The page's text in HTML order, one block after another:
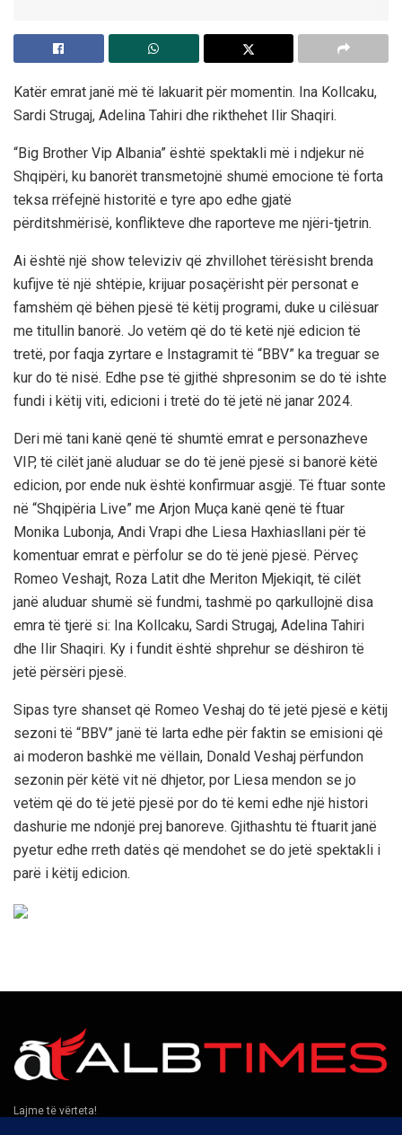
Katër emrat janë më të lakuarit për momentin. Ina Kollcaku,
Sardi Strugaj, Adelina Tahiri dhe rikthehet Ilir Shaqiri.
“Big Brother Vip Albania” është spektakli më i ndjekur në
Shqipëri, ku banorët transmetojnë shumë emocione të forta
teksa rrëfejnë historitë e tyre apo edhe gjatë
përditshmërisë, konflikteve dhe raporteve me njëri-tjetrin.
Ai është një show televiziv që zhvillohet tërësisht brenda
kufijve të një shtëpie, krijuar posaçërisht për personat e
famshëm që bëhen pjesë të këtij programi, duke u cilësuar
me titullin banorë. Jo vetëm që do të ketë një edicion të
tretë, por faqja zyrtare e Instagramit të “BBV” ka treguar se
kur do të nisë. Edhe pse të gjithë shpresonim se do të ishte
fundi i këtij viti, edicioni i tretë do të jetë në janar 2024.
Deri më tani kanë qenë të shumtë emrat e personazheve
VIP, të cilët janë aluduar se do të jenë pjesë si banorë këtë
edicion, por ende nuk është konfirmuar asgjë. Të ftuar sonte
në “Shqipëria Live” me Arjon Muça kanë qenë të ftuar
Monika Lubonja, Andi Vrapi dhe Liesa Haxhiasllani për të
komentuar emrat e përfolur se do të jenë pjesë. Përveç
Romeo Veshajt, Roza Latit dhe Meriton Mjekiqit, të cilët
janë aluduar shumë së fundmi, tashmë po qarkullojnë disa
emra të tjerë si: Ina Kollcaku, Sardi Strugaj, Adelina Tahiri
dhe Ilir Shaqiri. Ky i fundit është shprehur se dëshiron të
jetë përsëri pjesë.
Sipas tyre shanset që Romeo Veshaj do të jetë pjesë e këtij
sezoni të “BBV” janë të larta edhe për faktin se emisioni që
ai moderon bashkë me vëllain, Donald Veshaj përfundon
sezonin për këtë vit në dhjetor, por Liesa mendon se jo
vetëm që do të jetë pjesë por do të kemi edhe një histori
dashurie me ndonjë prej banoreve. Gjithashtu të ftuarit janë
pyetur edhe rreth datës që mendohet se do jetë spektakli i
parë i këtij edicion.
Lajme të vërteta!